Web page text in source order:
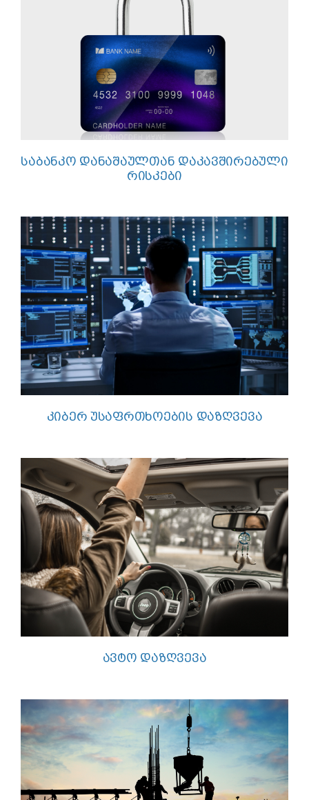
ᲡᲐᲑᲐᲜᲙᲝ ᲓᲐᲜᲐᲨᲐᲣᲚᲗᲐᲜ ᲓᲐᲙᲐᲕᲨᲘᲠᲔᲑᲣᲚᲘ
ᲠᲘᲡᲙᲔᲑᲘ
ᲙᲘᲑᲔᲠ ᲣᲡᲐᲤᲠᲗᲮᲝᲔᲑᲘᲡ ᲓᲐᲖᲦᲕᲔᲕᲐ
ᲐᲕᲢᲝ ᲓᲐᲖᲦᲕᲔᲕᲐ